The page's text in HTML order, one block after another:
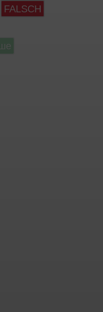
FALSCH